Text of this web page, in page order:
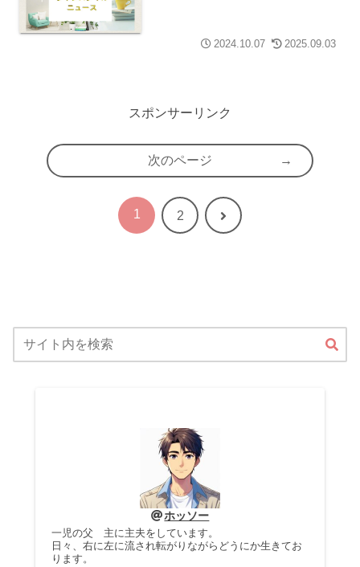
2024.10.07 2025.09.03
スポンサーリンク
次のページ
1 2 次
ホッソー
一児の父 主に主夫をしています。
日々、右に左に流され転がりながらどうにか生きてお
ります。